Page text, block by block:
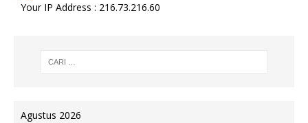
Your IP Address : 216.73.216.60
Agustus 2026